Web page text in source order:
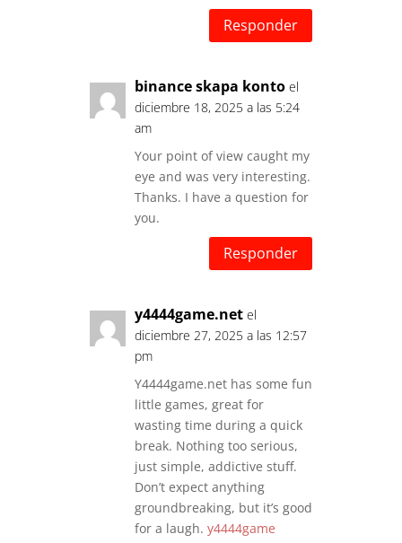
Responder
binance skapa konto el
diciembre 18, 2025 a las 5:24
am
Your point of view caught my
eye and was very interesting.
Thanks. I have a question for
you.
Responder
y4444game.net el
diciembre 27, 2025 a las 12:57
pm
Y4444game.net has some fun
little games, great for
wasting time during a quick
break. Nothing too serious,
just simple, addictive stuff.
Don’t expect anything
groundbreaking, but it’s good
for a laugh. y4444game